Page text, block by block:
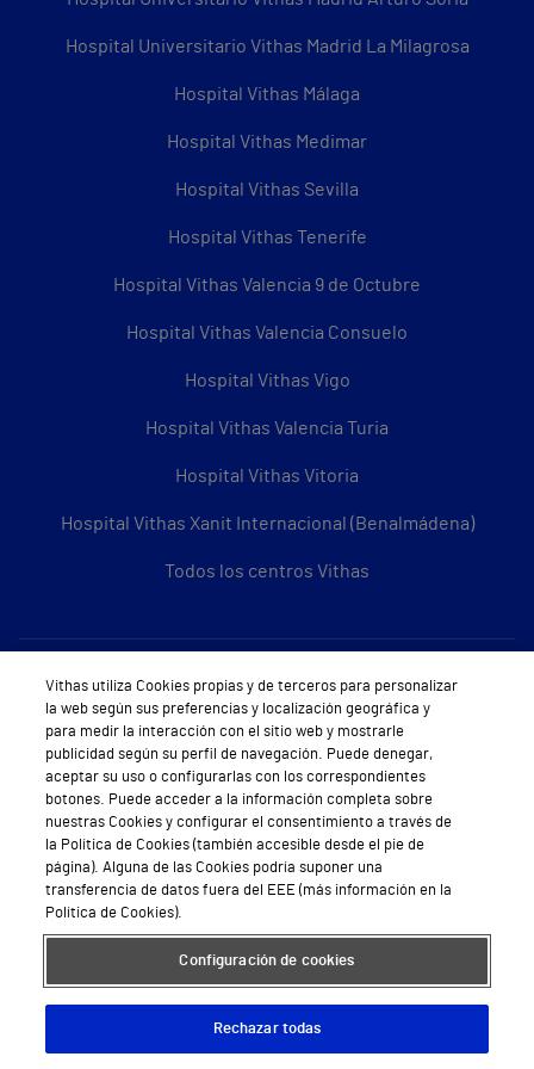
Hospital Universitario Vithas Madrid La Milagrosa
Hospital Vithas Málaga
Hospital Vithas Medimar
Hospital Vithas Sevilla
Hospital Vithas Tenerife
Hospital Vithas Valencia 9 de Octubre
Hospital Vithas Valencia Consuelo
Hospital Vithas Vigo
Hospital Vithas Valencia Turia
Hospital Vithas Vitoria
Hospital Vithas Xanit Internacional (Benalmádena)
Todos los centros Vithas
Sobre Vithas
Quiénes somos
Trabajar en Vithas
Teléfono Cita Médica
Teléfono Atención al Cliente
Política de seguridad y salud en el trabajo
Conoce a Supervita
Aviso Legal Política de cookies Política de privacidad Mapa web Protección de datos
Vithas utiliza Cookies propias y de terceros para personalizar
la web según sus preferencias y localización geográfica y
para medir la interacción con el sitio web y mostrarle
publicidad según su perfil de navegación. Puede denegar,
aceptar su uso o configurarlas con los correspondientes
botones. Puede acceder a la información completa sobre
nuestras Cookies y configurar el consentimiento a través de
la Política de Cookies (también accesible desde el pie de
página). Alguna de las Cookies podría suponer una
transferencia de datos fuera del EEE (más información en la
Política de Cookies).
Configuración de cookies
Rechazar todas